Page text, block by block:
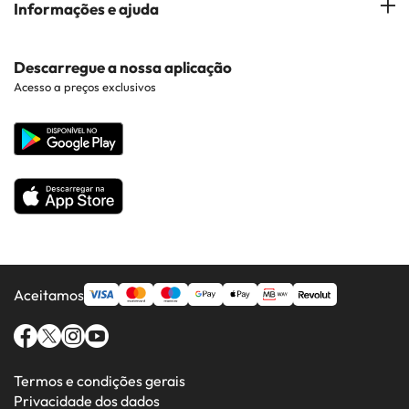
Costa Brava
Costa da luz
Hotéis em Regiões Populares
Todos os Hotéis
Informações e ajuda
Contacto
Web corporativa
Descarregue a nossa aplicação
Acesso a preços exclusivos
Aceitamos
Termos e condições gerais
Privacidade dos dados